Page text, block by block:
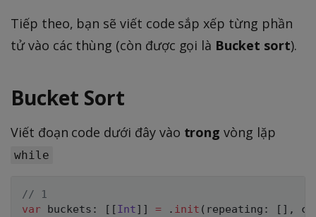
Tiếp theo, bạn sẽ viết code sắp xếp từng phần
tử vào các thùng (còn được gọi là Bucket sort).
Bucket Sort
Viết đoạn code dưới đây vào trong vòng lặp
while
// 1
var buckets : [ [Int] ] = . init ( repeating : [ ] ,